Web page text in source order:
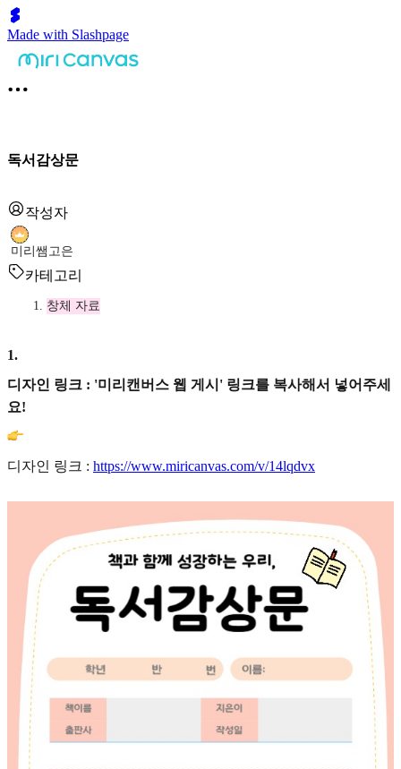
Made with Slashpage
독서감상문
작성자
미리쌤고은
카테고리
창체 자료
1.
디자인 링크 : '미리캔버스 웹 게시' 링크를 복사해서 넣어주세
요!
디자인 링크 : https://www.miricanvas.com/v/14lqdvx